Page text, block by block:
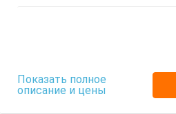
Показать полное
описание и цены